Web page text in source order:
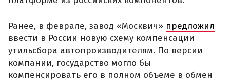
Ранее, в феврале, завод «Москвич» предложил
ввести в России новую схему компенсации
утильсбора автопроизводителям. По версии
компании, государство могло бы
компенсировать его в полном объеме в обмен